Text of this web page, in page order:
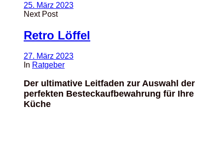
25. März 2023
Next Post
Retro Löffel
27. März 2023
In Ratgeber
Der ultimative Leitfaden zur Auswahl der
perfekten Besteckaufbewahrung für Ihre
Küche